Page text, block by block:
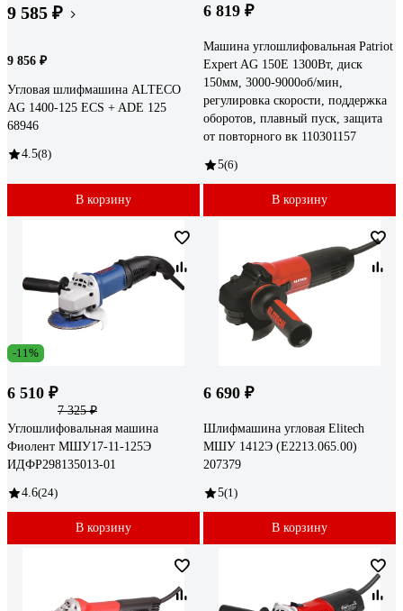
9 585 ₽
9 856 ₽
Угловая шлифмашина ALTECO
AG 1400-125 ECS + ADE 125
68946
4.5(8)
В корзину
6 819 ₽
Машина углошлифовальная Patriot
Expert AG 150E 1300Вт, диск
150мм, 3000-9000об/мин,
регулировка скорости, поддержка
оборотов, плавный пуск, защита
от повторного вк 110301157
5(6)
В корзину
-11%
6 510 ₽
7 325 ₽
Углошлифовальная машина
Фиолент МШУ17-11-125Э
ИДФР298135013-01
4.6(24)
В корзину
6 690 ₽
Шлифмашина угловая Elitech
МШУ 1412Э (E2213.065.00)
207379
5(1)
В корзину